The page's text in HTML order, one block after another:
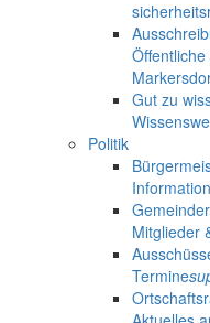
Gut zu
Politik
Mitglieder
Termine